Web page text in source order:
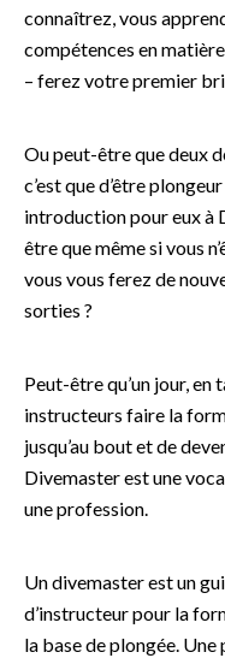
connaîtrez, vous
compétences en
– ferez votre premier
Ou peut-être que deux
c’est que d’être
introduction pour eux à
être que même si vous
vous vous ferez de
sorties ?
Peut-être qu’un jour,
instructeurs faire la
jusqu’au bout et de
Divemaster est une
une profession.
Un divemaster est un
d’instructeur pour la
la base de plongée.